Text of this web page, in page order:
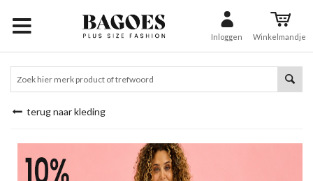
Inloggen Winkelmandje
terug naar kleding